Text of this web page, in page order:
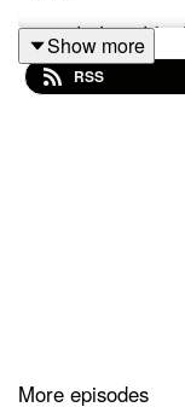
Show more
RSS
More episodes